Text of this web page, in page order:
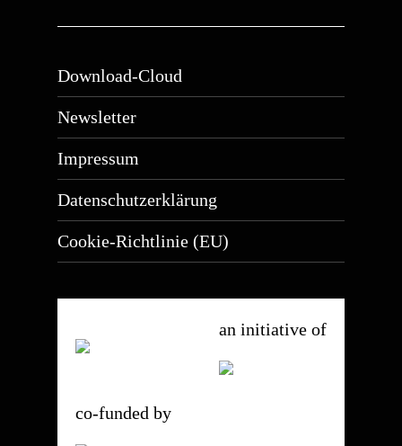
Download-Cloud
Newsletter
Impressum
Datenschutzerklärung
Cookie-Richtlinie (EU)
an initiative of
co-funded by